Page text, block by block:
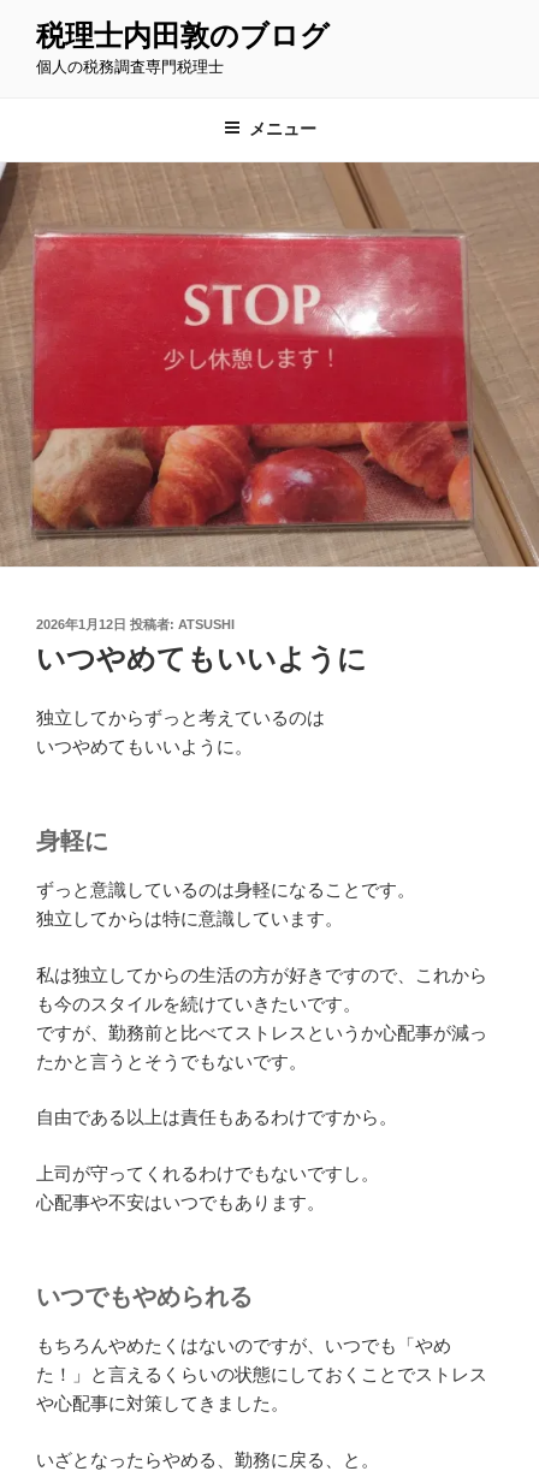
ス
キ
ッ
プ
税理士内田敦のブログ
個人の税務調査専門税理士
メニュー
投
日:
2026年1月12日 投稿者: ATSUSHI
いつやめてもいいように
独立してからずっと考えているのは
いつやめてもいいように。
身軽に
ずっと意識しているのは身軽になることです。
独立してからは特に意識しています。
私は独立してからの生活の方が好きですので、これから
も今のスタイルを続けていきたいです。
ですが、勤務前と比べてストレスというか心配事が減っ
たかと言うとそうでもないです。
自由である以上は責任もあるわけですから。
上司が守ってくれるわけでもないですし。
心配事や不安はいつでもあります。
いつでもやめられる
もちろんやめたくはないのですが、いつでも「やめ
た！」と言えるくらいの状態にしておくことでストレス
や心配事に対策してきました。
いざとなったらやめる、勤務に戻る、と。